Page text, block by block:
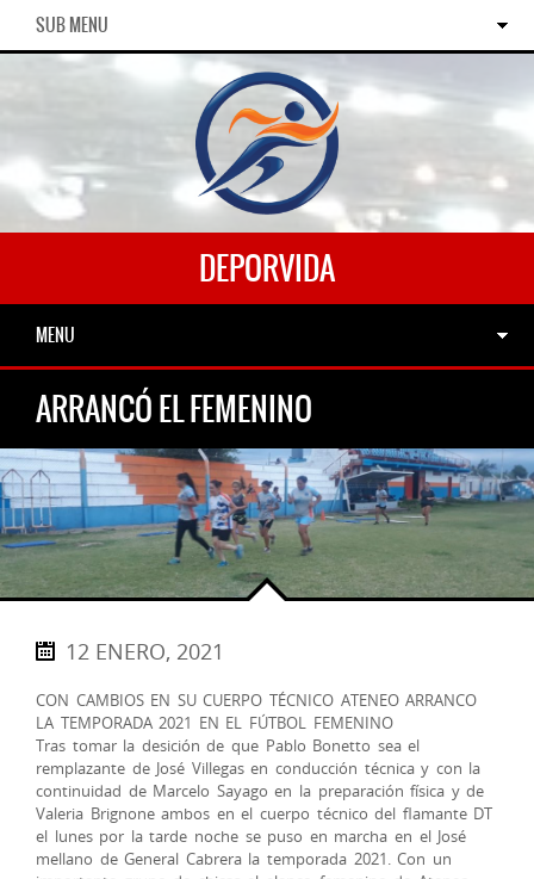
SUB MENU
DEPORVIDA
MENU
ARRANCÓ EL FEMENINO
12 ENERO, 2021
CON CAMBIOS EN SU CUERPO TÉCNICO ATENEO ARRANCO
LA TEMPORADA 2021 EN EL FÚTBOL FEMENINO
Tras tomar la desición de que Pablo Bonetto sea el
remplazante de José Villegas en conducción técnica y con la
continuidad de Marcelo Sayago en la preparación física y de
Valeria Brignone ambos en el cuerpo técnico del flamante DT
el lunes por la tarde noche se puso en marcha en el José
mellano de General Cabrera la temporada 2021. Con un